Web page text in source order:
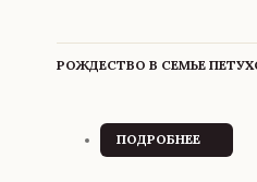
РОЖДЕСТВО В СЕМЬЕ
ПОДРОБНЕЕ